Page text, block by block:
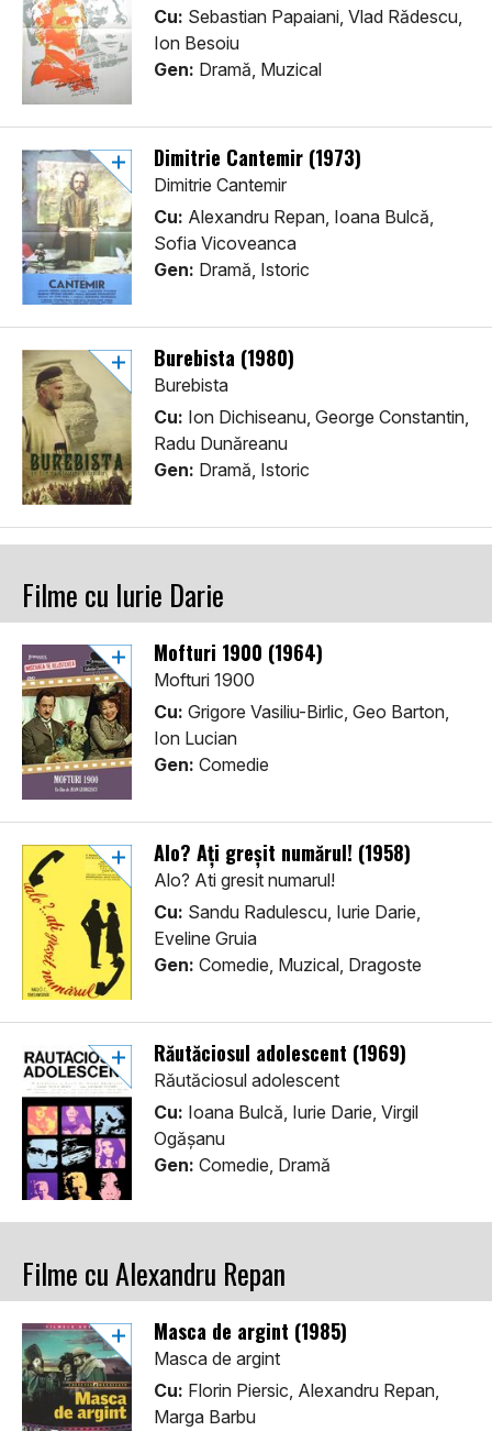
Cu: Sebastian Papaiani, Vlad Rădescu,
Ion Besoiu
Gen: Dramă, Muzical
Dimitrie Cantemir (1973)
Dimitrie Cantemir
Cu: Alexandru Repan, Ioana Bulcă,
Sofia Vicoveanca
Gen: Dramă, Istoric
Burebista (1980)
Burebista
Cu: Ion Dichiseanu, George Constantin,
Radu Dunăreanu
Gen: Dramă, Istoric
Filme cu Iurie Darie
Mofturi 1900 (1964)
Mofturi 1900
Cu: Grigore Vasiliu-Birlic, Geo Barton,
Ion Lucian
Gen: Comedie
Alo? Ați greșit numărul! (1958)
Alo? Ati gresit numarul!
Cu: Sandu Radulescu, Iurie Darie,
Eveline Gruia
Gen: Comedie, Muzical, Dragoste
Răutăciosul adolescent (1969)
Răutăciosul adolescent
Cu: Ioana Bulcă, Iurie Darie, Virgil
Ogășanu
Gen: Comedie, Dramă
Filme cu Alexandru Repan
Masca de argint (1985)
Masca de argint
Cu: Florin Piersic, Alexandru Repan,
Marga Barbu